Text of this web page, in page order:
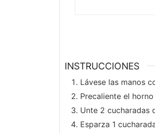
INSTRUCCIONES
Lávese las manos
Precaliente el horno
Unte 2 cucharadas
Esparza 1